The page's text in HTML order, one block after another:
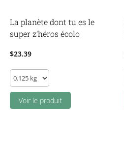
La planète dont tu es le
super z’héros écolo
$23.39
La
planète
dontVoir le produit